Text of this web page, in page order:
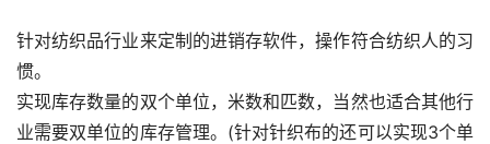
针对纺织品行业来定制的进销存软件，操作符合纺织人的习
惯。
实现库存数量的双个单位，米数和匹数，当然也适合其他行
业需要双单位的库存管理。(针对针织布的还可以实现3个单